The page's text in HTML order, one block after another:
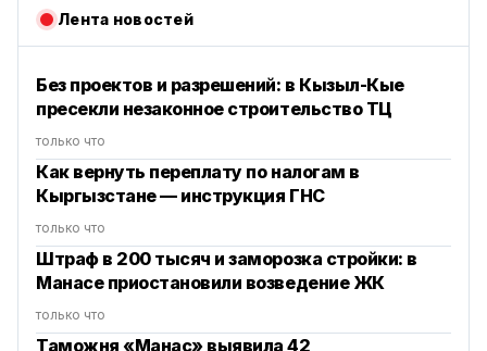
Лента новостей
Без проектов и разрешений: в Кызыл-Кые
пресекли незаконное строительство ТЦ
только что
Как вернуть переплату по налогам в
Кыргызстане — инструкция ГНС
только что
Штраф в 200 тысяч и заморозка стройки: в
Манасе приостановили возведение ЖК
только что
Таможня «Манас» выявила 42